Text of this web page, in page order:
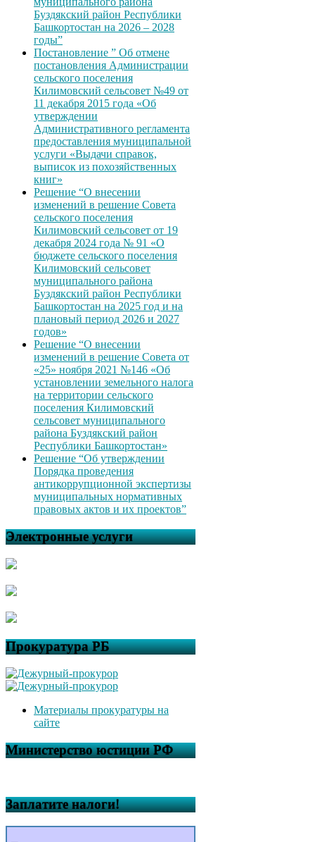
Буздякский район Республики
Башкортостан на 2026 – 2028
годы”
Постановление ” Об отмене
постановления Администрации
сельского поселения
Килимовский сельсовет №49 от
11 декабря 2015 года «Об
утверждении
Административного регламента
предоставления муниципальной
услуги «Выдачи справок,
выписок из похозяйственных
книг»
Решение “О внесении
изменений в решение Совета
сельского поселения
Килимовский сельсовет от 19
декабря 2024 года № 91 «О
бюджете сельского поселения
Килимовский сельсовет
муниципального района
Буздякский район Республики
Башкортостан на 2025 год и на
плановый период 2026 и 2027
годов»
Решение “О внесении
изменений в решение Совета от
«25» ноября 2021 №146 «Об
установлении земельного налога
на территории сельского
поселения Килимовский
сельсовет муниципального
района Буздякский район
Республики Башкортостан»
Решение “Об утверждении
Порядка проведения
антикоррупционной экспертизы
муниципальных нормативных
правовых актов и их проектов”
Электронные услуги
Прокуратура РБ
Материалы прокуратуры на
сайте
Министерство юстиции РФ
Заплатите налоги!